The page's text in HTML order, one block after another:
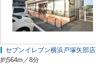
セブンイレブン横浜戸塚矢部店
約564m／8分